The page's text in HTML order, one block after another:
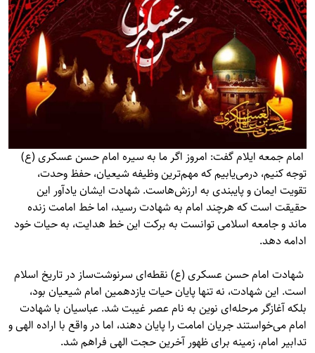
امام جمعه ایلام گفت: امروز اگر ما به سیره امام حسن عسکری (ع)
توجه کنیم، درمی‌یابیم که مهم‌ترین وظیفه شیعیان، حفظ وحدت،
تقویت ایمان و پایبندی به ارزش‌هاست. شهادت ایشان یادآور این
حقیقت است که هرچند امام به شهادت رسید، اما خط امامت زنده
ماند و جامعه اسلامی توانست به برکت این خط هدایت، به حیات خود
ادامه دهد.
شهادت امام حسن عسکری (ع) نقطه‌ای سرنوشت‌ساز در تاریخ اسلام
است. این شهادت، نه تنها پایان حیات یازدهمین امام شیعیان بود،
بلکه آغازگر مرحله‌ای نوین به نام عصر غیبت شد. عباسیان با شهادت
امام می‌خواستند جریان امامت را پایان دهند، اما در واقع با اراده الهی و
تدابیر امام، زمینه برای ظهور آخرین حجت الهی فراهم شد.